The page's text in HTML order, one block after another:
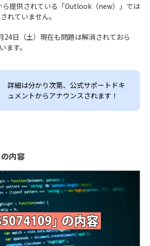
ら提供されている「Outlook（new）」では
れていません。
24日（土）現在も問題は解消されておら
ます。
詳細は分かり次第、公式サポートドキ
ュメントからアナウンスされます！
内容